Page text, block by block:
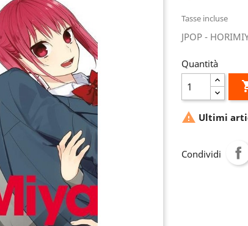
Tasse incluse
JPOP -
Quantità
 Ultimi
Condividi